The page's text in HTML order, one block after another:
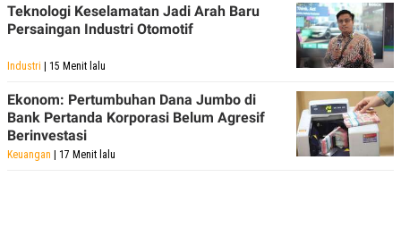
Teknologi Keselamatan Jadi Arah Baru
Persaingan Industri Otomotif
Industri | 15 Menit lalu
Ekonom: Pertumbuhan Dana Jumbo di
Bank Pertanda Korporasi Belum Agresif
Berinvestasi
Keuangan | 17 Menit lalu